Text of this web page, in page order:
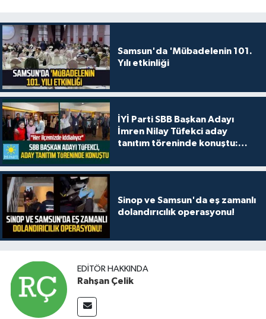
Samsun'da 'Mübadelenin 101.
Yılı etkinliği
İYİ Parti SBB Başkan Adayı
İmren Nilay Tüfekci aday
tanıtım töreninde konuştu:
Sinop ve Samsun'da eş zamanlı
dolandırıcılık operasyonu!
EDITÖR HAKKINDA
Rahşan Çelik